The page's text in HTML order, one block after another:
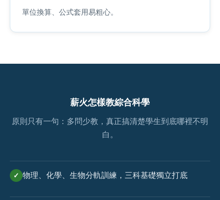
單位換算、公式套用易粗心。
薪火怎樣教綜合科學
原則只有一句：多問少教，真正搞清楚學生到底哪裡不明
白。
✓ 物理、化學、生物分軌訓練，三科基礎獨立打底